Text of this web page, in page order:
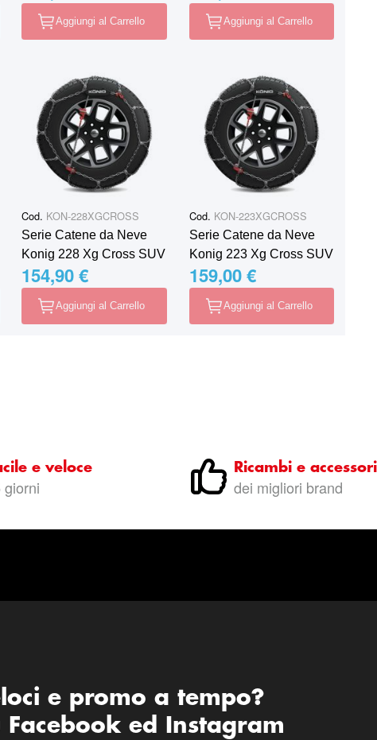
Aggiungi al Carrello Aggiungi al Carrello
Cod. KON-228XGCROSS
Serie Catene da Neve
Konig 228 Xg Cross SUV
154,90 €
Aggiungi al Carrello
Cod. KON-223XGCROSS
Serie Catene da Neve
Konig 223 Xg Cross SUV
159,00 €
Aggiungi al Carrello
e veloce
giorni
Ricambi e accessori
dei migliori brand
e promo a tempo?
Facebook ed Instagram